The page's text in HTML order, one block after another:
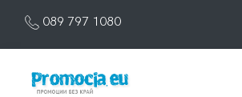
089 797 1080